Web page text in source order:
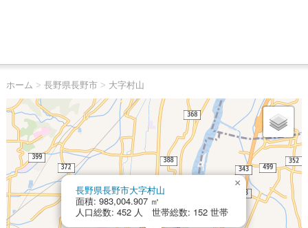
ホーム > 長野県長野市> 大字村山
長野県長野市大字村山
面積: 983,004.907 ㎡
人口総数: 452 人 世帯総数: 152 世帯
×